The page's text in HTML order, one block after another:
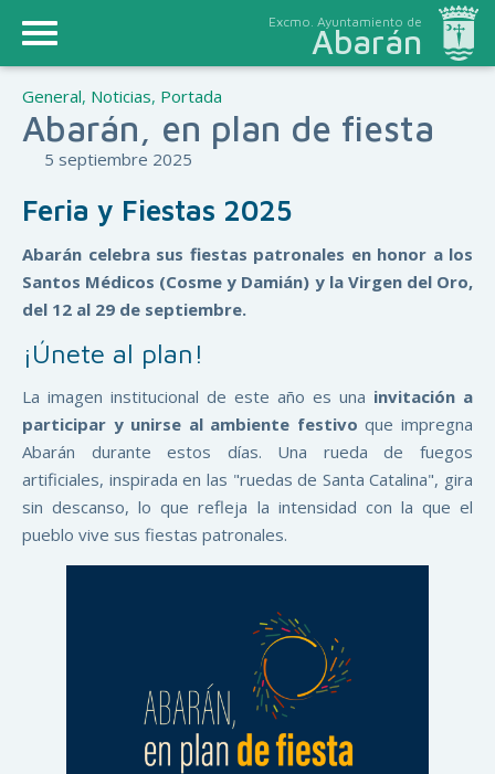
Excmo. Ayuntamiento de
Abarán
General, Noticias, Portada
Abarán, en plan de fiesta
5 septiembre 2025
Feria y Fiestas 2025
Abarán celebra sus fiestas patronales en honor a los
Santos Médicos (Cosme y Damián) y la Virgen del Oro,
del 12 al 29 de septiembre.
¡Únete al plan!
La imagen institucional de este año es una invitación a
participar y unirse al ambiente festivoque impregna
Abarán durante estos días. Una rueda de fuegos
artificiales, inspirada en las "ruedas de Santa Catalina", gira
sin descanso, lo que refleja la intensidad con la que el
pueblo vive sus fiestas patronales.